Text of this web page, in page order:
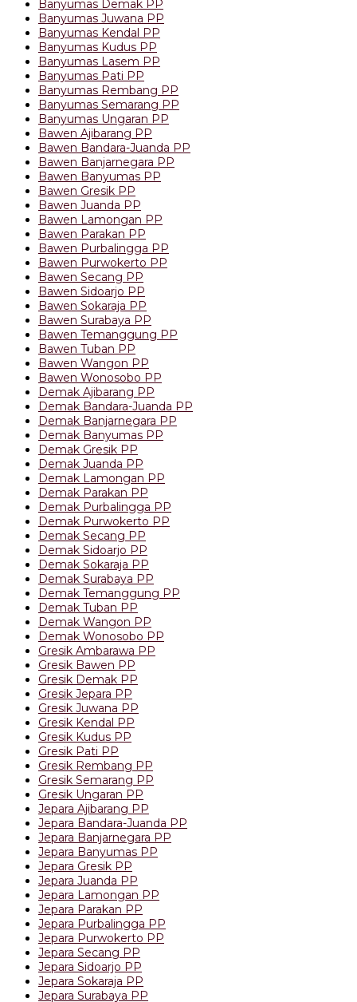
Banyumas Demak PP
Banyumas Juwana PP
Banyumas Kendal PP
Banyumas Kudus PP
Banyumas Lasem PP
Banyumas Pati PP
Banyumas Rembang PP
Banyumas Semarang PP
Banyumas Ungaran PP
Bawen Ajibarang PP
Bawen Bandara-Juanda PP
Bawen Banjarnegara PP
Bawen Banyumas PP
Bawen Gresik PP
Bawen Juanda PP
Bawen Lamongan PP
Bawen Parakan PP
Bawen Purbalingga PP
Bawen Purwokerto PP
Bawen Secang PP
Bawen Sidoarjo PP
Bawen Sokaraja PP
Bawen Surabaya PP
Bawen Temanggung PP
Bawen Tuban PP
Bawen Wangon PP
Bawen Wonosobo PP
Demak Ajibarang PP
Demak Bandara-Juanda PP
Demak Banjarnegara PP
Demak Banyumas PP
Demak Gresik PP
Demak Juanda PP
Demak Lamongan PP
Demak Parakan PP
Demak Purbalingga PP
Demak Purwokerto PP
Demak Secang PP
Demak Sidoarjo PP
Demak Sokaraja PP
Demak Surabaya PP
Demak Temanggung PP
Demak Tuban PP
Demak Wangon PP
Demak Wonosobo PP
Gresik Ambarawa PP
Gresik Bawen PP
Gresik Demak PP
Gresik Jepara PP
Gresik Juwana PP
Gresik Kendal PP
Gresik Kudus PP
Gresik Pati PP
Gresik Rembang PP
Gresik Semarang PP
Gresik Ungaran PP
Jepara Ajibarang PP
Jepara Bandara-Juanda PP
Jepara Banjarnegara PP
Jepara Banyumas PP
Jepara Gresik PP
Jepara Juanda PP
Jepara Lamongan PP
Jepara Parakan PP
Jepara Purbalingga PP
Jepara Purwokerto PP
Jepara Secang PP
Jepara Sidoarjo PP
Jepara Sokaraja PP
Jepara Surabaya PP